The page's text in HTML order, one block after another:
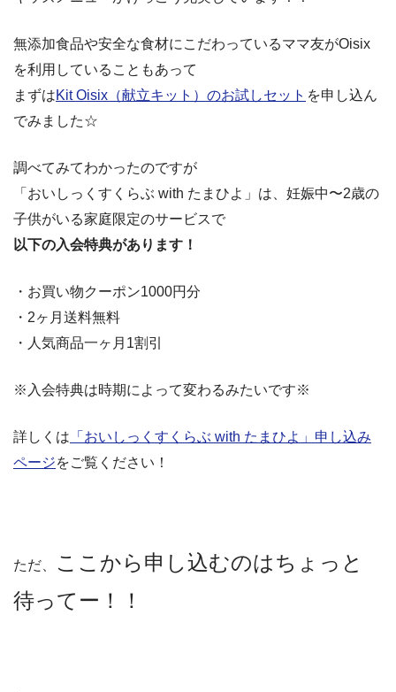
無添加食品や安全な食材にこだわっているママ友がOisix
を利用していることもあって
まずはKit Oisix（献立キット）のお試しセット を申し込ん
でみました☆
調べてみてわかったのですが
「おいしっくすくらぶ with たまひよ」は、妊娠中〜2歳の
子供がいる家庭限定のサービスで
以下の入会特典があります！
・お買い物クーポン1000円分
・2ヶ月送料無料
・人気商品一ヶ月1割引
※入会特典は時期によって変わるみたいです※
詳しくは 「おいしっくすくらぶ with たまひよ」申し込み
ページをご覧ください！
ただ、
ここから申し込むのはちょっと
待ってー！！